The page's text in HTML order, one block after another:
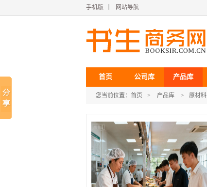
手机版 网站导航
首页 公司库 产品库
您当前位置： 首页 > 产品库 > 原材料